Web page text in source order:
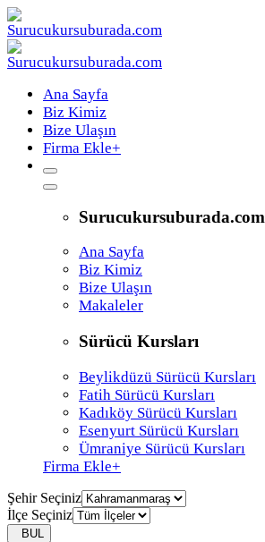
Ana Sayfa
Biz Kimiz
Bize Ulaşın
Firma Ekle+
Surucukursuburada.com
Ana Sayfa
Biz Kimiz
Bize Ulaşın
Makaleler
Sürücü Kursları
Beylikdüzü Sürücü Kursları
Fatih Sürücü Kursları
Kadıköy Sürücü Kursları
Esenyurt Sürücü Kursları
Ümraniye Sürücü Kursları
Firma Ekle+
Şehir Seçiniz
İlçe Seçiniz
BUL